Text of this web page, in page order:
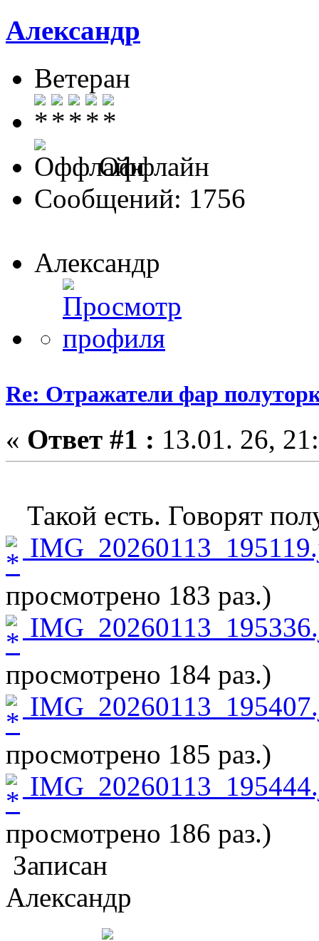
Александр
Ветеран
Оффлайн
Сообщений: 1756
Александр
Re: Отражатели фар
« Ответ #1 : 13.01. 26,
Такой есть. Говорят
просмотрено 183 раз.)
просмотрено 184 раз.)
просмотрено 185 раз.)
просмотрено 186 раз.)
Записан
Александр